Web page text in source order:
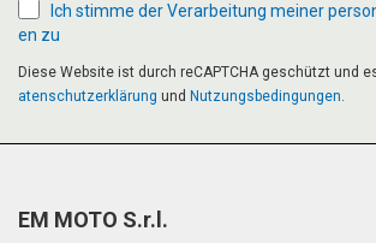
Ich stimme der Verarbeitung meiner
en zu
Diese Website ist durch reCAPTCHA geschützt und
atenschutzerklärung und Nutzungsbedingungen.
EM MOTO S.r.l.